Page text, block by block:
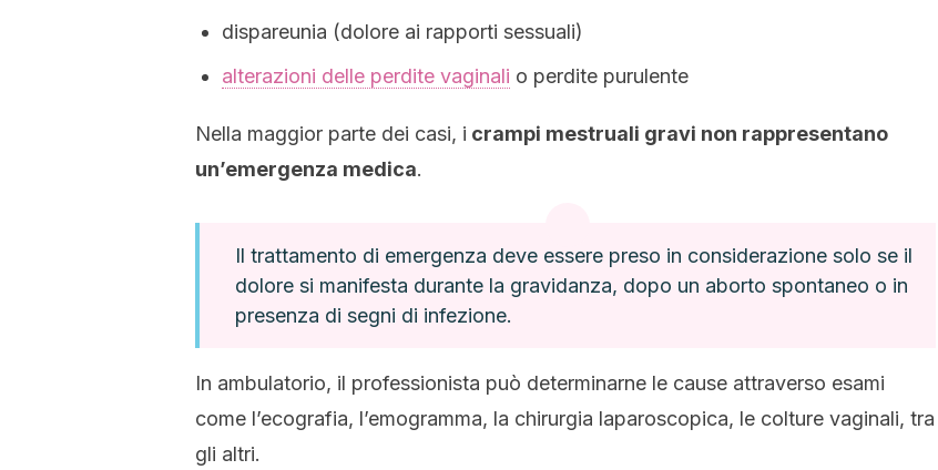
dispareunia (dolore ai rapporti sessuali)
alterazioni delle perdite vaginali o perdite purulente
Nella maggior parte dei casi, i crampi mestruali gravi non rappresentano
un’emergenza medica.
Il trattamento di emergenza deve essere preso in considerazione solo se il
dolore si manifesta durante la gravidanza, dopo un aborto spontaneo o in
presenza di segni di infezione.
In ambulatorio, il professionista può determinarne le cause attraverso esami
come l’ecografia, l’emogramma, la chirurgia laparoscopica, le colture vaginali, tra
gli altri.